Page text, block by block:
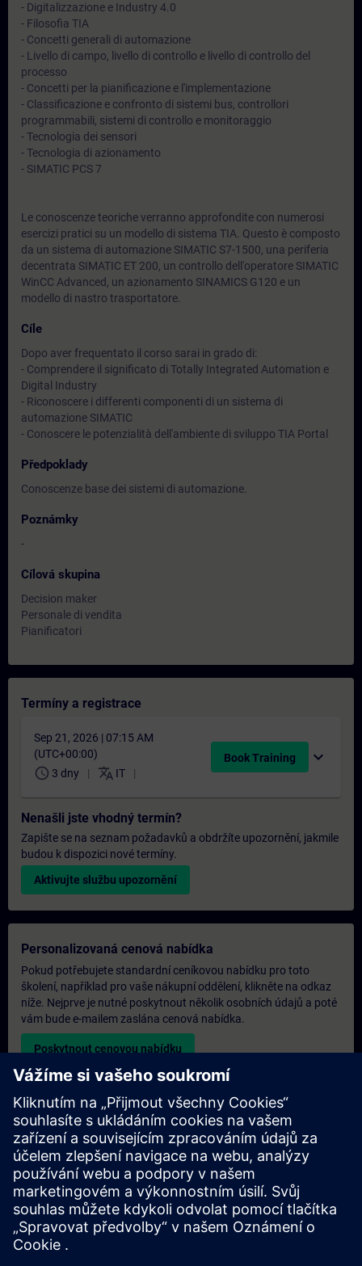
- Digitalizzazione e Industry 4.0
- Filosofia TIA
- Concetti generali di automazione
- Livello di campo, livello di controllo e livello di controllo del
processo
- Concetti per la pianificazione e l'implementazione
- Classificazione e confronto di sistemi bus, controllori
programmabili, sistemi di controllo e monitoraggio
- Tecnologia dei sensori
- Tecnologia di azionamento
- SIMATIC PCS 7
Le conoscenze teoriche verranno approfondite con numerosi
esercizi pratici su un modello di sistema TIA. Questo è composto
da un sistema di automazione SIMATIC S7-1500, una periferia
decentrata SIMATIC ET 200, un controllo dell'operatore SIMATIC
WinCC Advanced, un azionamento SINAMICS G120 e un
modello di nastro trasportatore.
Cíle
Dopo aver frequentato il corso sarai in grado di:
- Comprendere il significato di Totally Integrated Automation e
Digital Industry
- Riconoscere i differenti componenti di un sistema di
automazione SIMATIC
- Conoscere le potenzialità dell'ambiente di sviluppo TIA Portal
Předpoklady
Conoscenze base dei sistemi di automazione.
Poznámky
-
Cílová skupina
Decision maker
Personale di vendita
Pianificatori
Termíny a registrace
Sep 21, 2026 | 07:15 AM
(UTC+00:00)
schedule 3 dny translate IT
Book Training expand_more
Nenašli jste vhodný termín?
Zapište se na seznam požadavků a obdržíte upozornění, jakmile
budou k dispozici nové termíny.
Aktivujte službu upozornění
Personalizovaná cenová nabídka
Pokud potřebujete standardní ceníkovou nabídku pro toto
školení, například pro vaše nákupní oddělení, klikněte na odkaz
níže. Nejprve je nutné poskytnout několik osobních údajů a poté
vám bude e-mailem zaslána cenová nabídka.
Poskytnout cenovou nabídku
Poptávka exkluzivního školení
Pokud potřebujete cenovou nabídku na exkluzivní školení, ať už
prezenčně, virtuálně nebo v našem školicím středisku SITRAIN,
vyplňte níže uvedený poptávkový formulář. Tento typ
požadavku by byl vhodný pro větší skupiny (6 a více osob). Po
poskytnutí vašich kontaktních údajů a požadavků na školení od
nás obdržíte cenovou nabídku.
Vyžádejte si exkluzivní cenovou nabídku